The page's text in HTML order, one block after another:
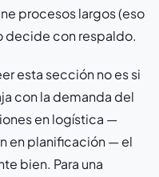
procesos largos (eso
decide con respaldo.
esta sección no es si
con la demanda del
en logística —
en planificación — el
bien. Para una